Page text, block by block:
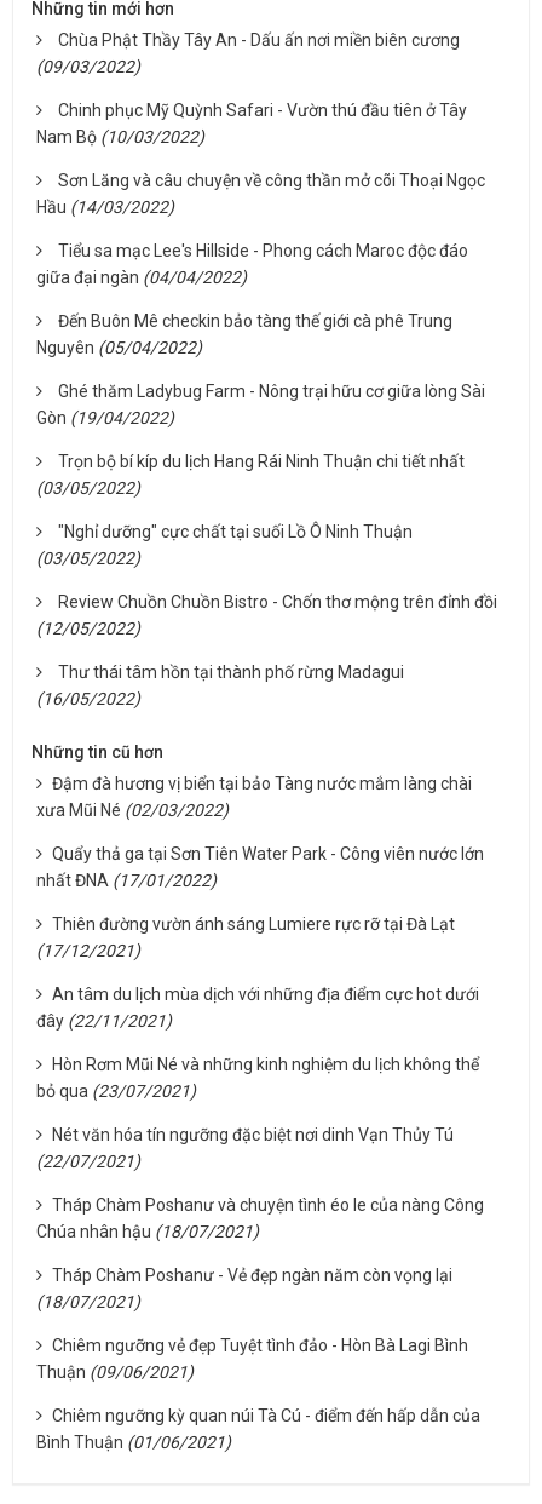
Những tin mới hơn
Chùa Phật Thầy Tây An - Dấu ấn nơi miền biên cương
(09/03/2022)
Chinh phục Mỹ Quỳnh Safari - Vườn thú đầu tiên ở Tây
Nam Bộ (10/03/2022)
Sơn Lăng và câu chuyện về công thần mở cõi Thoại Ngọc
Hầu (14/03/2022)
Tiểu sa mạc Lee's Hillside - Phong cách Maroc độc đáo
giữa đại ngàn (04/04/2022)
Đến Buôn Mê checkin bảo tàng thế giới cà phê Trung
Nguyên (05/04/2022)
Ghé thăm Ladybug Farm - Nông trại hữu cơ giữa lòng Sài
Gòn (19/04/2022)
Trọn bộ bí kíp du lịch Hang Rái Ninh Thuận chi tiết nhất
(03/05/2022)
"Nghỉ dưỡng" cực chất tại suối Lồ Ô Ninh Thuận
(03/05/2022)
Review Chuồn Chuồn Bistro - Chốn thơ mộng trên đỉnh đồi
(12/05/2022)
Thư thái tâm hồn tại thành phố rừng Madagui
(16/05/2022)
Những tin cũ hơn
Đậm đà hương vị biển tại bảo Tàng nước mắm làng chài
xưa Mũi Né (02/03/2022)
Quẩy thả ga tại Sơn Tiên Water Park - Công viên nước lớn
nhất ĐNA (17/01/2022)
Thiên đường vườn ánh sáng Lumiere rực rỡ tại Đà Lạt
(17/12/2021)
An tâm du lịch mùa dịch với những địa điểm cực hot dưới
đây (22/11/2021)
Hòn Rơm Mũi Né và những kinh nghiệm du lịch không thể
bỏ qua (23/07/2021)
Nét văn hóa tín ngưỡng đặc biệt nơi dinh Vạn Thủy Tú
(22/07/2021)
Tháp Chàm Poshanư và chuyện tình éo le của nàng Công
Chúa nhân hậu (18/07/2021)
Tháp Chàm Poshanư - Vẻ đẹp ngàn năm còn vọng lại
(18/07/2021)
Chiêm ngưỡng vẻ đẹp Tuyệt tình đảo - Hòn Bà Lagi Bình
Thuận (09/06/2021)
Chiêm ngưỡng kỳ quan núi Tà Cú - điểm đến hấp dẫn của
Bình Thuận (01/06/2021)